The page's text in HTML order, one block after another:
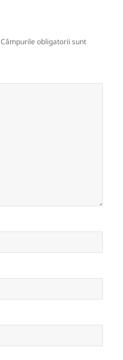
Câmpurile obligatorii sunt